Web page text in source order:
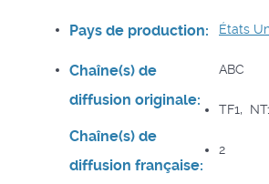
Pays de production: États
Chaîne(s) de
diffusion originale:
ABC
Chaîne(s) de
diffusion française:
TF1,
2